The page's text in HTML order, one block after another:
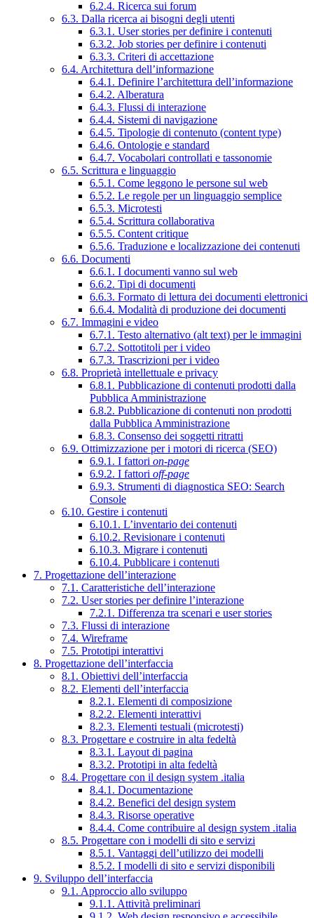
6.2.4. Ricerca sui forum
6.3. Dalla ricerca ai bisogni degli utenti
6.3.1. User stories per definire i contenuti
6.3.2. Job stories per definire i contenuti
6.3.3. Criteri di accettazione
6.4. Architettura dell’informazione
6.4.1. Definire l’architettura dell’informazione
6.4.2. Alberatura
6.4.3. Flussi di interazione
6.4.4. Sistemi di navigazione
6.4.5. Tipologie di contenuto (content type)
6.4.6. Ontologie e standard
6.4.7. Vocabolari controllati e tassonomie
6.5. Scrittura e linguaggio
6.5.1. Come leggono le persone sul web
6.5.2. Le regole per un linguaggio semplice
6.5.3. Microtesti
6.5.4. Scrittura collaborativa
6.5.5. Content critique
6.5.6. Traduzione e localizzazione dei contenuti
6.6. Documenti
6.6.1. I documenti vanno sul web
6.6.2. Tipi di documenti
6.6.3. Formato di lettura dei documenti elettronici
6.6.4. Modalità di produzione dei documenti
6.7. Immagini e video
6.7.1. Testo alternativo (alt text) per le immagini
6.7.2. Sottotitoli per i video
6.7.3. Trascrizioni per i video
6.8. Proprietà intellettuale e privacy
6.8.1. Pubblicazione di contenuti prodotti dalla
Pubblica Amministrazione
6.8.2. Pubblicazione di contenuti non prodotti
dalla Pubblica Amministrazione
6.8.3. Consenso dei soggetti ritratti
6.9. Ottimizzazione per i motori di ricerca (SEO)
6.9.1. I fattori on-page
6.9.2. I fattori off-page
6.9.3. Strumenti di diagnostica SEO: Search
Console
6.10. Gestire i contenuti
6.10.1. L’inventario dei contenuti
6.10.2. Revisionare i contenuti
6.10.3. Migrare i contenuti
6.10.4. Pubblicare i contenuti
7. Progettazione dell’interazione
7.1. Caratteristiche dell’interazione
7.2. User stories per definire l’interazione
7.2.1. Differenza tra scenari e user stories
7.3. Flussi di interazione
7.4. Wireframe
7.5. Prototipi interattivi
8. Progettazione dell’interfaccia
8.1. Obiettivi dell’interfaccia
8.2. Elementi dell’interfaccia
8.2.1. Elementi di composizione
8.2.2. Elementi interattivi
8.2.3. Elementi testuali (microtesti)
8.3. Progettare e costruire in alta fedeltà
8.3.1. Layout di pagina
8.3.2. Prototipi in alta fedeltà
8.4. Progettare con il design system .italia
8.4.1. Documentazione
8.4.2. Benefici del design system
8.4.3. Risorse operative
8.4.4. Come contribuire al design system .italia
8.5. Progettare con i modelli di sito e servizi
8.5.1. Vantaggi dell’utilizzo dei modelli
8.5.2. I modelli di sito e servizi disponibili
9. Sviluppo dell’interfaccia
9.1. Approccio allo sviluppo
9.1.1. Attività preliminari